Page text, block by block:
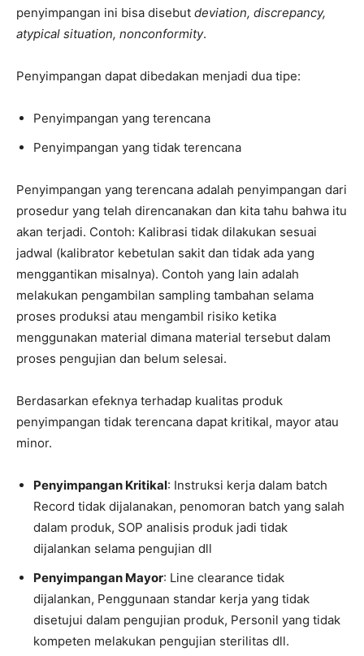
penyimpangan ini bisa disebut deviation, discrepancy,
atypical situation, nonconformity.
Penyimpangan dapat dibedakan menjadi dua tipe:
Penyimpangan yang terencana
Penyimpangan yang tidak terencana
Penyimpangan yang terencana adalah penyimpangan dari
prosedur yang telah direncanakan dan kita tahu bahwa itu
akan terjadi. Contoh: Kalibrasi tidak dilakukan sesuai
jadwal (kalibrator kebetulan sakit dan tidak ada yang
menggantikan misalnya). Contoh yang lain adalah
melakukan pengambilan sampling tambahan selama
proses produksi atau mengambil risiko ketika
menggunakan material dimana material tersebut dalam
proses pengujian dan belum selesai.
Berdasarkan efeknya terhadap kualitas produk
penyimpangan tidak terencana dapat kritikal, mayor atau
minor.
Penyimpangan Kritikal: Instruksi kerja dalam batch
Record tidak dijalanakan, penomoran batch yang salah
dalam produk, SOP analisis produk jadi tidak
dijalankan selama pengujian dll
Penyimpangan Mayor: Line clearance tidak
dijalankan, Penggunaan standar kerja yang tidak
disetujui dalam pengujian produk, Personil yang tidak
kompeten melakukan pengujian sterilitas dll.